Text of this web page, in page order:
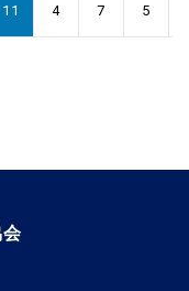
11 4 7 5